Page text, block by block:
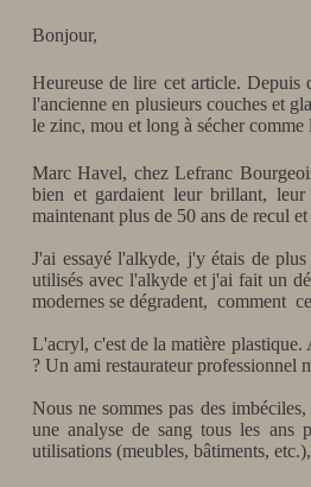
Bonjour,
Heureuse de lire cet article. Depuis
l'ancienne en plusieurs couches et
le zinc, mou et long à sécher
Marc Havel, chez Lefranc
bien et gardaient leur brillant, leur
maintenant plus de 50 ans de recul
J'ai essayé l'alkyde, j'y étais de
utilisés avec l'alkyde et j'ai fait un
modernes se dégradent, comment
L'acryl, c'est de la matière
? Un ami restaurateur professionnel
Nous ne sommes pas des
une analyse de sang tous les
utilisations (meubles, bâtiments,